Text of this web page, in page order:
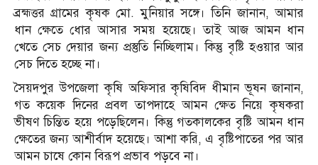
ব্রহ্মত্তর গ্রামের কৃষক মো. মুনিয়ার সঙ্গে। তিনি জানান, আমার
ধান ক্ষেতে ধোর আসার সময় হয়েছে। তাই আজ আমন ধান
খেতে সেচ দেয়ার জন্য প্রস্তুতি নিচ্ছিলাম। কিন্তু বৃষ্টি হওয়ার আর
সেচ দিতে হচ্ছে না।
সৈয়দপুর উপজেলা কৃষি অফিসার কৃষিবিদ ধীমান ভূষন জানান,
গত কয়েক দিনের প্রবল তাপদাহে আমন ক্ষেত নিয়ে কৃষকরা
ভীষণ চিন্তিত হয়ে পড়েছিলেন। কিন্তু গতকালকের বৃষ্টি আমন ধান
ক্ষেতের জন্য আশীর্বাদ হয়েছে। আশা করি, এ বৃষ্টিপাতের পর আর
আমন চাষে কোন বিরূপ প্রভাব পড়বে না।